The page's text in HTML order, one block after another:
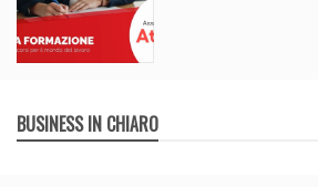
BUSINESS IN CHIARO